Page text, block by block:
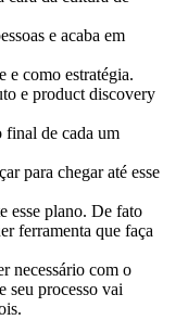
e acaba em
e como estratégia.
e product discovery
de cada um
para chegar até esse
esse plano. De fato
ferramenta que faça
necessário com o
seu processo vai